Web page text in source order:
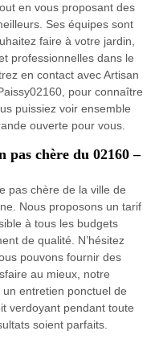
en vous proposant des
Ses équipes sont
faire à votre jardin,
professionnelles dans le
en contact avec Artisan
pour connaître
puissiez voir ensemble
ouverte pour vous.
chère du 02160 –
pas chère de la ville de
Nous proposons un tarif
à tous les budgets
de qualité. N’hésitez
pouvons fournir des
au mieux, notre
entretien ponctuel de
verdoyant pendant toute
soient parfaits.